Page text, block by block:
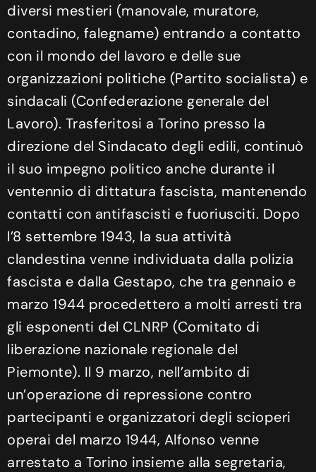
diversi mestieri (manovale, muratore,
contadino, falegname) entrando a contatto
con il mondo del lavoro e delle sue
organizzazioni politiche (Partito socialista) e
sindacali (Confederazione generale del
Lavoro). Trasferitosi a Torino presso la
direzione del Sindacato degli edili, continuò
il suo impegno politico anche durante il
ventennio di dittatura fascista, mantenendo
contatti con antifascisti e fuoriusciti. Dopo
l’8 settembre 1943, la sua attività
clandestina venne individuata dalla polizia
fascista e dalla Gestapo, che tra gennaio e
marzo 1944 procedettero a molti arresti tra
gli esponenti del CLNRP (Comitato di
liberazione nazionale regionale del
Piemonte). Il 9 marzo, nell’ambito di
un’operazione di repressione contro
partecipanti e organizzatori degli scioperi
operai del marzo 1944, Alfonso venne
arrestato a Torino insieme alla segretaria,